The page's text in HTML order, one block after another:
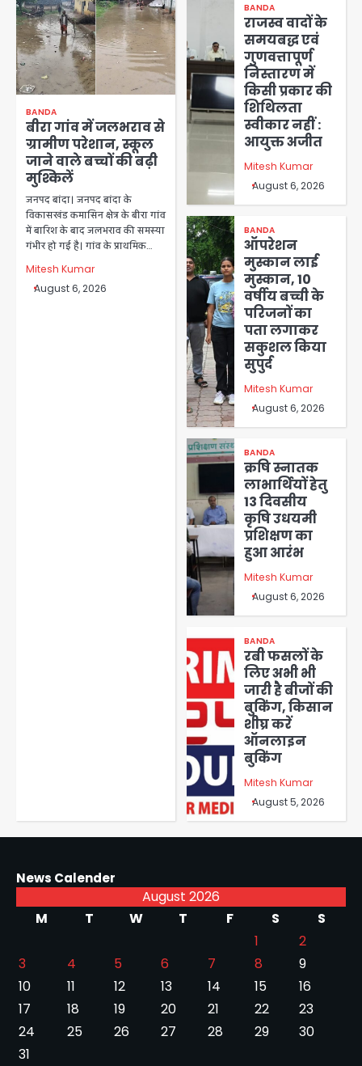
BANDA
बीरा गांव में जलभराव से
ग्रामीण परेशान, स्कूल
जाने वाले बच्चों की बढ़ी
मुश्किलें
जनपद बांदा। जनपद बांदा के
विकासखंड कमासिन क्षेत्र के बीरा गांव
में बारिश के बाद जलभराव की समस्या
गंभीर हो गई है। गांव के प्राथमिक…
Mitesh Kumar
August 6, 2026
BANDA
राजस्व वादों के
समयबद्ध एवं
गुणवत्तापूर्ण
निस्तारण में
किसी प्रकार की
शिथिलता
स्वीकार नहीं :
आयुक्त अजीत
Mitesh Kumar
August 6, 2026
BANDA
ऑपरेशन
मुस्कान लाई
मुस्कान, 10
वर्षीय बच्ची के
परिजनों का
पता लगाकर
सकुशल किया
सुपुर्द
Mitesh Kumar
August 6, 2026
BANDA
क्रषि स्नातक
लाभार्थियों हेतु
13 दिवसीय
कृषि उधयमी
प्रशिक्षण का
हुआ आरंभ
Mitesh Kumar
August 6, 2026
BANDA
रबी फसलों के
लिए अभी भी
जारी है बीजों की
बुकिंग, किसान
शीघ्र करें
ऑनलाइन
बुकिंग
Mitesh Kumar
August 5, 2026
News Calender
August 2026
M
T W T F S
S
1
2
3
4 5 6 7 8
9
10
11 12 13 14 15
16
17
18 19 20 21 22
23
24
25 26 27 28 29
30
31